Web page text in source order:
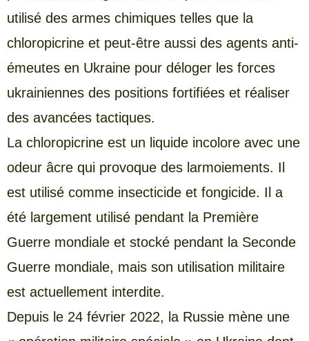
utilisé des armes chimiques telles que la
chloropicrine et peut-être aussi des agents anti-
émeutes en Ukraine pour déloger les forces
ukrainiennes des positions fortifiées et réaliser
des avancées tactiques.
La chloropicrine est un liquide incolore avec une
odeur âcre qui provoque des larmoiements. Il
est utilisé comme insecticide et fongicide. Il a
été largement utilisé pendant la Première
Guerre mondiale et stocké pendant la Seconde
Guerre mondiale, mais son utilisation militaire
est actuellement interdite.
Depuis le 24 février 2022, la Russie mène une